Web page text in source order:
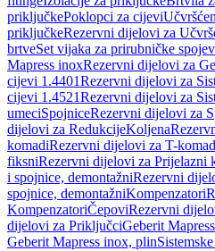
priključkePoklopci za cijevi
priključkeRezervni dijelovi za
brtveSet vijaka za prirubničke
Mapress inoxRezervni dijelovi za
cijevi 1.4401Rezervni dijelovi za
cijevi 1.4521Rezervni dijelovi za
umeciSpojniceRezervni dijelovi za
dijelovi za RedukcijeKoljena
komadiRezervni dijelovi za T-
fiksniRezervni dijelovi za Prijelazni
i spojnice, demontažniRezervni
spojnice, demontažniKompenzatori
KompenzatoriČepoviRezervni
dijelovi za PriključciGeberit
Geberit Mapress inox, plin